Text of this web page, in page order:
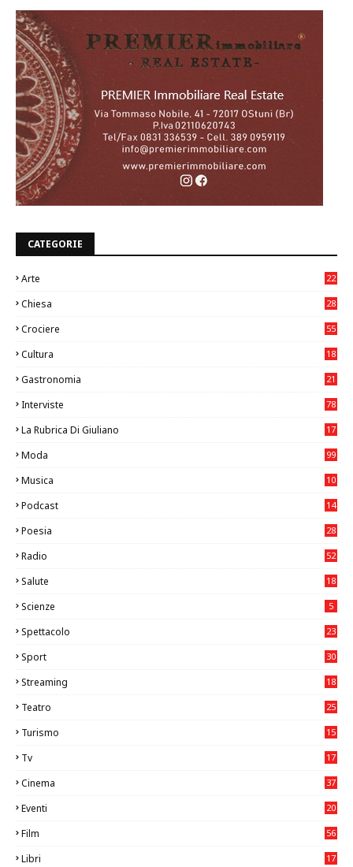
CATEGORIE
Arte
22
Chiesa
28
Crociere 55
Cultura
18
Gastronomia
21
Interviste 78
La Rubrica Di Giuliano
17
Moda 99
Musica
10
Podcast 14
Poesia 28
Radio 52
Salute
18
Scienze 5
Spettacolo 23
Sport
30
Streaming 18
Teatro
25
Turismo
15
Tv
17
Cinema
37
Eventi
20
Film
56
Libri
17